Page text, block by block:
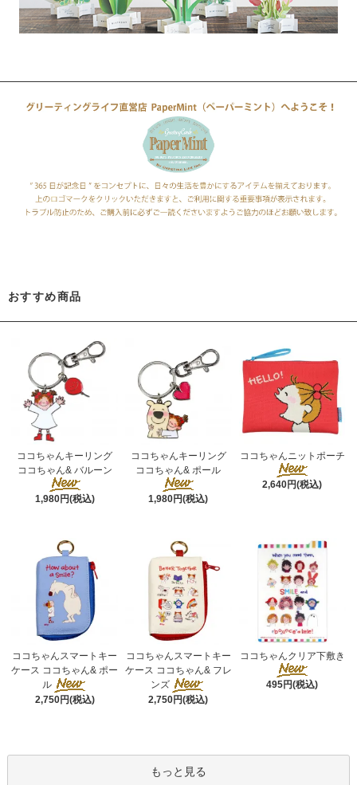
おすすめ商品
ココちゃんキーリング
ココちゃん& バルーン
1,980円(税込)
ココちゃんキーリング
ココちゃん& ポール
1,980円(税込)
ココちゃんニットポーチ
2,640円(税込)
ココちゃんスマートキー
ケース ココちゃん& ポー
ル
2,750円(税込)
ココちゃんスマートキー
ケース ココちゃん& フレ
ンズ
2,750円(税込)
ココちゃんクリア下敷き
495円(税込)
もっと見る